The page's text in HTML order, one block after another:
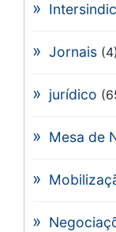
Jornais (4)
jurídico
Mesa de